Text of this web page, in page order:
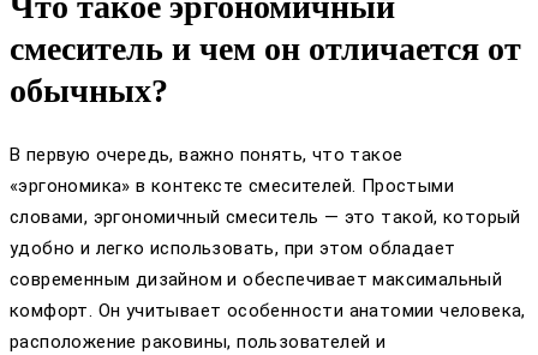
смеситель и чем он отличается от
обычных?
В первую очередь, важно понять, что такое
«эргономика» в контексте смесителей. Простыми
словами, эргономичный смеситель — это такой, который
удобно и легко использовать, при этом обладает
современным дизайном и обеспечивает максимальный
комфорт. Он учитывает особенности анатомии человека,
расположение раковины, пользователей и